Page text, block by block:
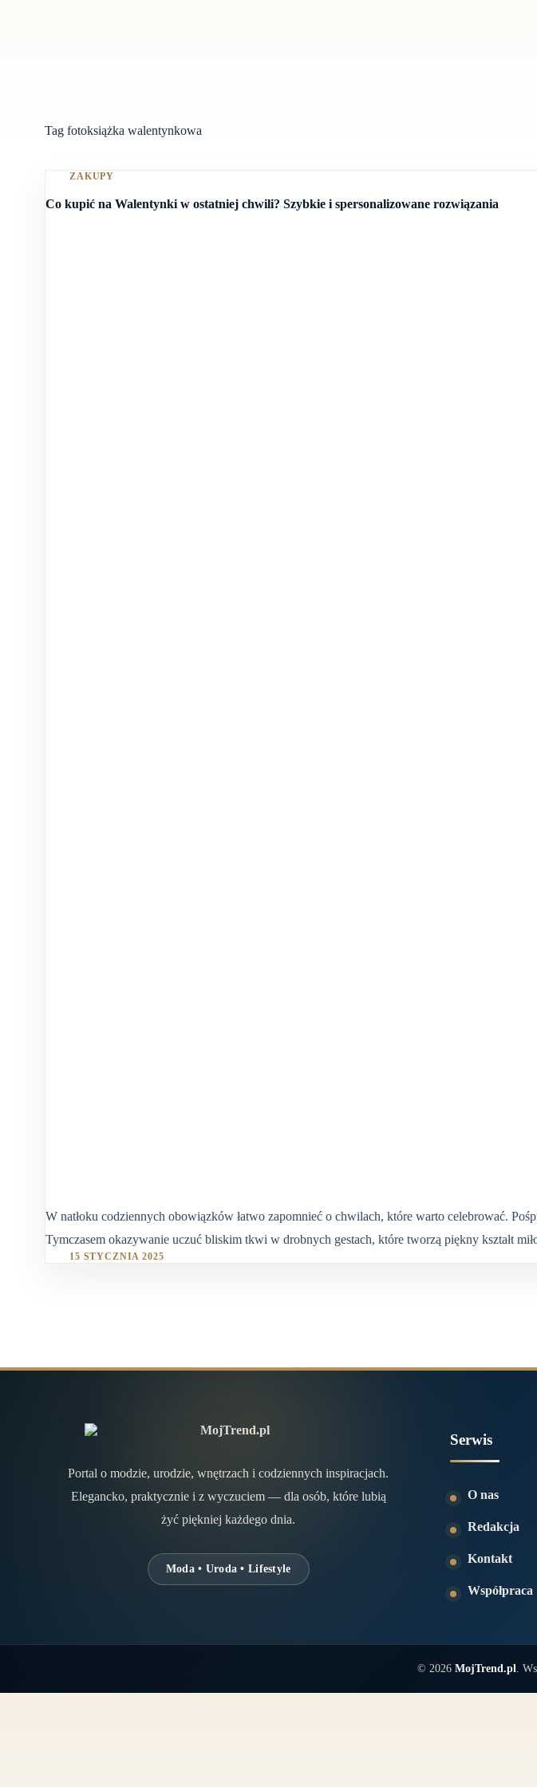
Tag fotoksiążka walentynkowa
ZAKUPY
Co kupić na Walentynki w ostatniej chwili? Szybkie i spersonalizowane rozwiązania
W natłoku codziennych obowiązków łatwo zapomnieć o chwilach, które warto celebrować.
Tymczasem okazywanie uczuć bliskim tkwi w drobnych gestach, które tworzą piękny kształt
15 STYCZNIA 2025
Portal o modzie, urodzie, wnętrzach i codziennych inspiracjach.
Elegancko, praktycznie i z wyczuciem — dla osób, które lubią
żyć piękniej każdego dnia.
Moda • Uroda • Lifestyle
Serwis
O nas
Redakcja
Kontakt
Współpraca
© 2026 MojTrend.pl .